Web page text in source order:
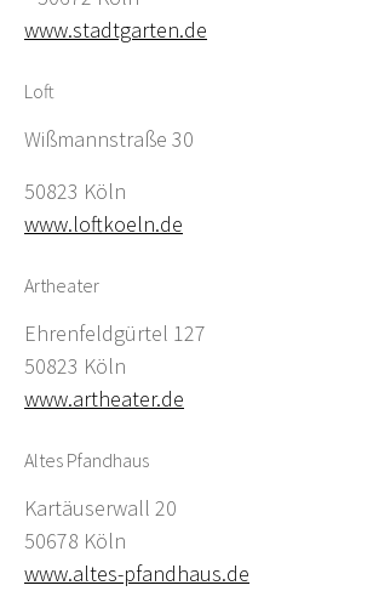
www.stadtgarten.de
Loft
Wißmannstraße 30
50823 Köln
www.loftkoeln.de
Artheater
Ehrenfeldgürtel 127
50823 Köln
www.artheater.de
Altes Pfandhaus
Kartäuserwall 20
50678 Köln
www.altes-pfandhaus.de